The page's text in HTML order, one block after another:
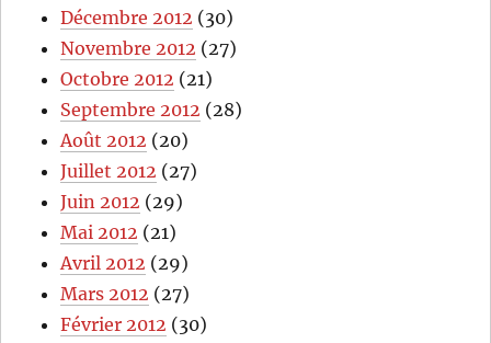
Décembre 2012 (30)
Novembre 2012 (27)
Octobre 2012 (21)
Septembre 2012 (28)
Août 2012 (20)
Juillet 2012 (27)
Juin 2012 (29)
Mai 2012 (21)
Avril 2012 (29)
Mars 2012 (27)
Février 2012 (30)